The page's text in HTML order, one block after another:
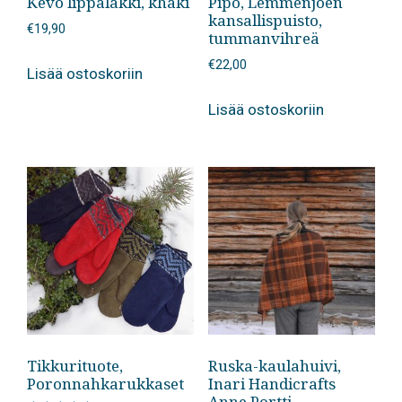
€19,90
Lisää ostoskoriin
kansallispuisto,
tummanvihreä
€22,00
Lisää ostoskoriin
Tikkurituote,
Poronnahkarukkaset
Ruska-kaulahuivi,
Inari Handicrafts